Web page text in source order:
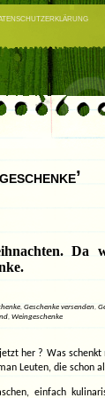
Da
Geschenke versenden
Weingeschenke
für
ist
wieder
war
her ? Was
Leuten, die schon
einfach